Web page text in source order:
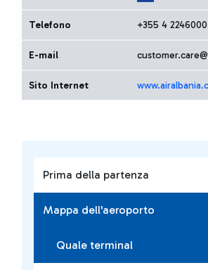
Prima della partenza
Mappa dell'aeroporto
Quale terminal
Telefono +355 4 2246000
E-mail
Sito Internet